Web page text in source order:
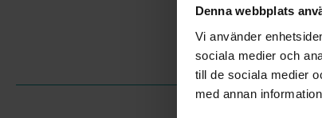
Denna webbplats
Vi använder
sociala medier och
till de sociala medier
med annan